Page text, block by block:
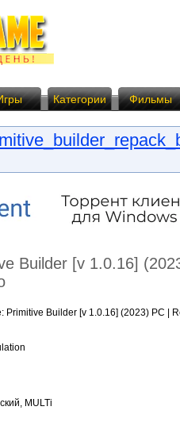
Категории Фильмы
Builder [v 1.0.16]
MULTi